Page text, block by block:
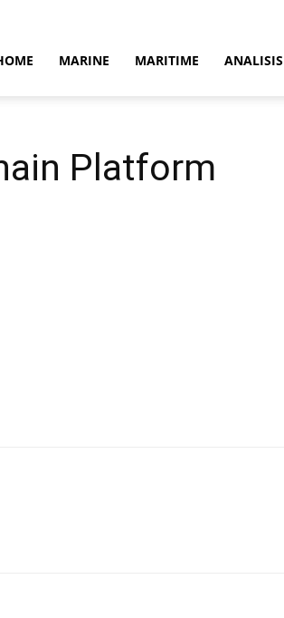
MARINE MARITIME ANALISIS
Platform